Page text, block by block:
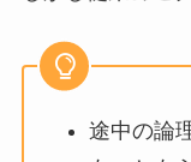
途中の論